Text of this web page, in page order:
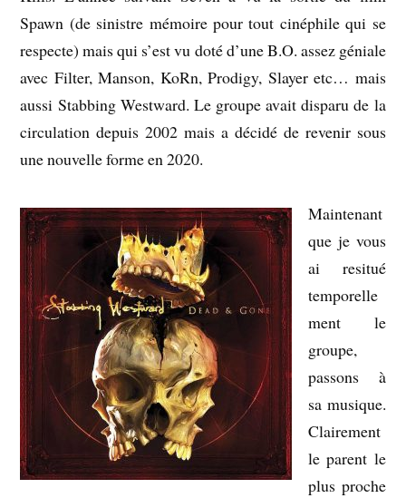
Spawn (de sinistre mémoire pour tout cinéphile qui se
respecte) mais qui s’est vu doté d’une B.O. assez géniale
avec Filter, Manson, KoRn, Prodigy, Slayer etc… mais
aussi Stabbing Westward. Le groupe avait disparu de la
circulation depuis 2002 mais a décidé de revenir sous
une nouvelle forme en 2020.
Maintenant
que je vous
ai resitué
temporelle
ment le
groupe,
passons à
sa musique.
Clairement
le parent le
plus proche